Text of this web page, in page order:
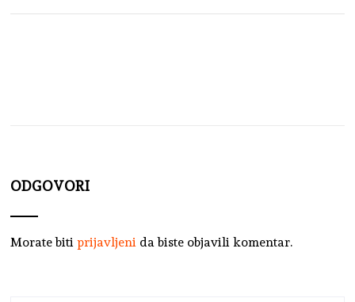
ODGOVORI
Morate bitiprijavljeni da biste objavili komentar.